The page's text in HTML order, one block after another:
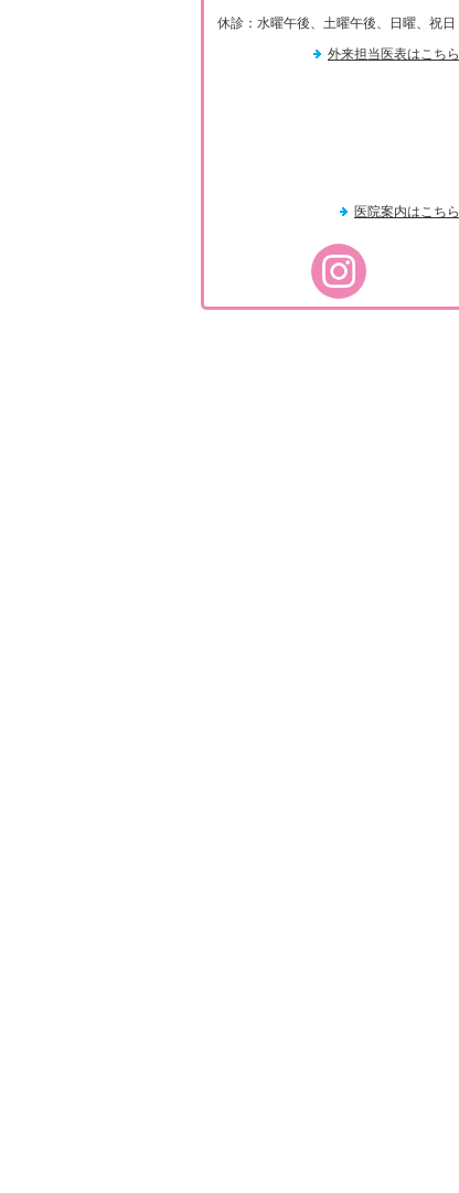
休診：水曜午後、土曜午後、日曜、祝日
外来担当医表はこちら
医院案内はこちら